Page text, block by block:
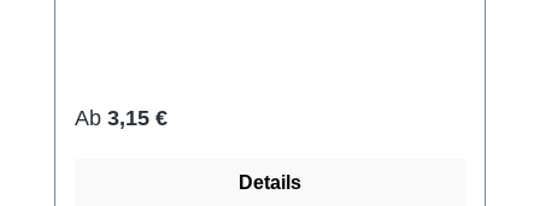
Regulärer Preis:
Ab 3,15 €
Details